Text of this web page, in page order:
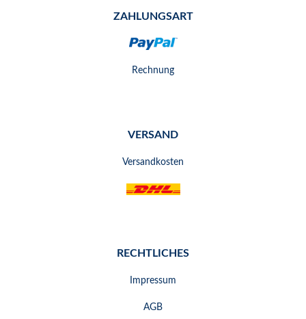
ZAHLUNGSART
Rechnung
VERSAND
Versandkosten
RECHTLICHES
Impressum
AGB